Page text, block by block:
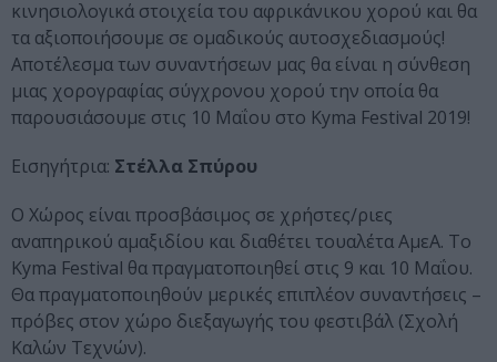
κινησιολογικά στοιχεία του αφρικάνικου χορού και θα
τα αξιοποιήσουμε σε ομαδικούς αυτοσχεδιασμούς!
Αποτέλεσμα των συναντήσεων μας θα είναι η σύνθεση
μιας χορογραφίας σύγχρονου χορού την οποία θα
παρουσιάσουμε στις 10 Μαΐου στο Kyma Festival 2019!
Εισηγήτρια: Στέλλα Σπύρου
Ο Χώρος είναι προσβάσιμος σε χρήστες/ριες
αναπηρικού αμαξιδίου και διαθέτει τουαλέτα ΑμεΑ. Το
Kyma Festival θα πραγματοποιηθεί στις 9 και 10 Μαΐου.
Θα πραγματοποιηθούν μερικές επιπλέον συναντήσεις –
πρόβες στον χώρο διεξαγωγής του φεστιβάλ (Σχολή
Καλών Τεχνών).